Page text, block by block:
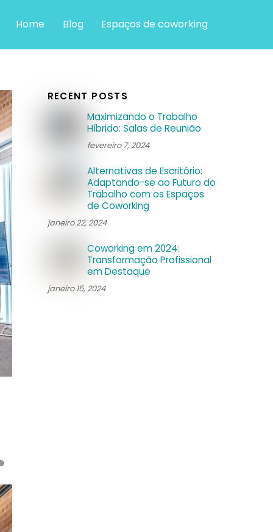
Home Blog Espaços de coworking
RECENT POSTS
Maximizando o Trabalho
Híbrido: Salas de Reunião
fevereiro 7, 2024
Alternativas de Escritório:
Adaptando-se ao Futuro do
Trabalho com os Espaços
de Coworking
janeiro 22, 2024
Coworking em 2024:
Transformação Profissional
em Destaque
janeiro 15, 2024